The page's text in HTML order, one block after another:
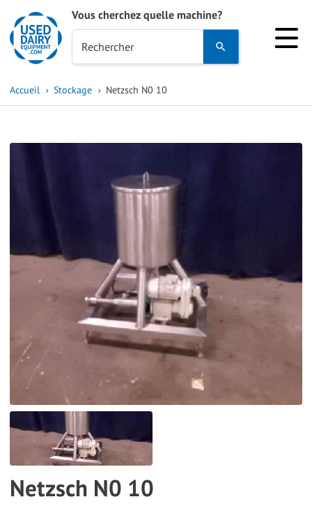
Vous cherchez quelle machine?
Rechercher
and
select
a
to
go
the
selected
Touch
Accueil Stockage Netzsch N0 10
Netzsch N0 10